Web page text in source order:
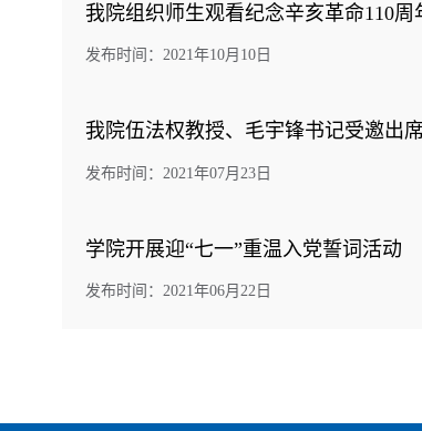
我院组织师生观看纪念辛亥革命110周
发布时间：2021年10月10日
我院伍法权教授、毛宇锋书记受邀出
发布时间：2021年07月23日
学院开展迎“七一”重温入党誓词活动
发布时间：2021年06月22日